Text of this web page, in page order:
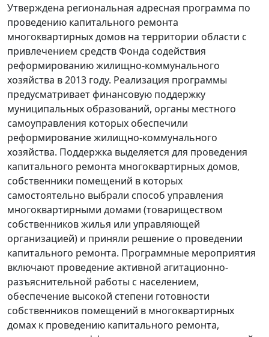
Утверждена региональная адресная программа по
проведению капитального ремонта
многоквартирных домов на территории области с
привлечением средств Фонда содействия
реформированию жилищно-коммунального
хозяйства в 2013 году. Реализация программы
предусматривает финансовую поддержку
муниципальных образований, органы местного
самоуправления которых обеспечили
реформирование жилищно-коммунального
хозяйства. Поддержка выделяется для проведения
капитального ремонта многоквартирных домов,
собственники помещений в которых
самостоятельно выбрали способ управления
многоквартирными домами (товариществом
собственников жилья или управляющей
организацией) и приняли решение о проведении
капитального ремонта. Программные мероприятия
включают проведение активной агитационно-
разъяснительной работы с населением,
обеспечение высокой степени готовности
собственников помещений в многоквартирных
домах к проведению капитального ремонта,